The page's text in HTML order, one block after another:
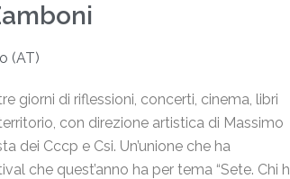
(AT)
giorni di riflessioni, concerti, cinema, libri
con direzione artistica di Massimo
dei Cccp e Csi. Un’unione che ha
che quest’anno ha per tema “Sete. Chi